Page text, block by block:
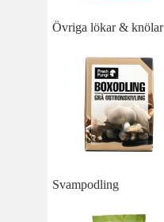
Övriga lökar & knölar
Svampodling